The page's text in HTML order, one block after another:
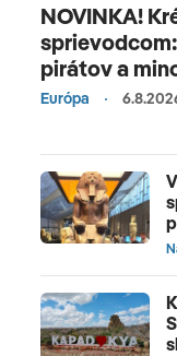
NOVINKA!
pirátov a
Európa